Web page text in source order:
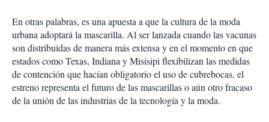
En otras palabras, es una apuesta a que la cultura de la moda
urbana adoptará la mascarilla. Al ser lanzada cuando las vacunas
son distribuidas de manera más extensa y en el momento en que
estados como Texas, Indiana y Misisipi flexibilizan las medidas
de contención que hacían obligatorio el uso de cubrebocas, el
estreno representa el futuro de las mascarillas o aún otro fracaso
de la unión de las industrias de la tecnología y la moda.